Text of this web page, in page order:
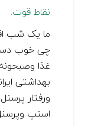
نقاط قوت:
ما یک شب
چی خوب
غذا
بهداشتی
ورفتار
اسنپ